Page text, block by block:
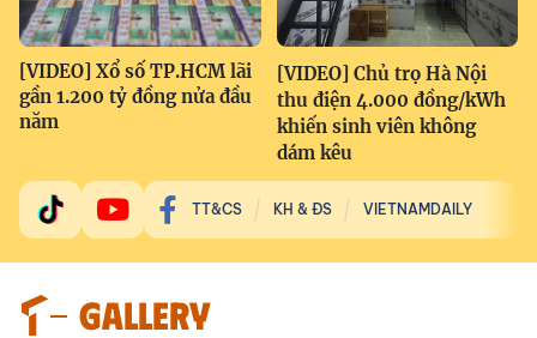
[VIDEO] Xổ số TP.HCM lãi
gần 1.200 tỷ đồng nửa đầu
năm
[VIDEO] Chủ trọ Hà Nội
thu điện 4.000 đồng/kWh
khiến sinh viên không
dám kêu
TT&CS KH & ĐS VIETNAMDAILY
GALLERY